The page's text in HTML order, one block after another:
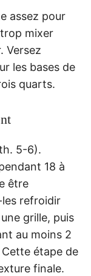
assez pour
mixer
Versez
les bases de
quarts.
5-6).
18 à
être
refroidir
grille, puis
au moins 2
Cette étape de
finale.